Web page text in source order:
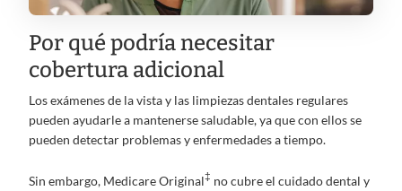
Por qué podría necesitar
cobertura adicional
Los exámenes de la vista y las limpiezas dentales regulares
pueden ayudarle a mantenerse saludable, ya que con ellos se
pueden detectar problemas y enfermedades a tiempo.
Sin embargo, Medicare Original‡ no cubre el cuidado dental y